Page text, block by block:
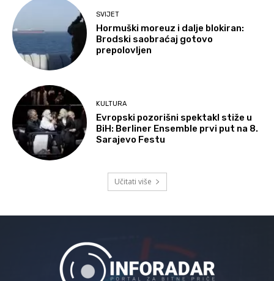
SVIJET
Hormuški moreuz i dalje blokiran:
Brodski saobraćaj gotovo
prepolovljen
KULTURA
Evropski pozorišni spektakl stiže u
BiH: Berliner Ensemble prvi put na 8.
Sarajevo Festu
Učitati više